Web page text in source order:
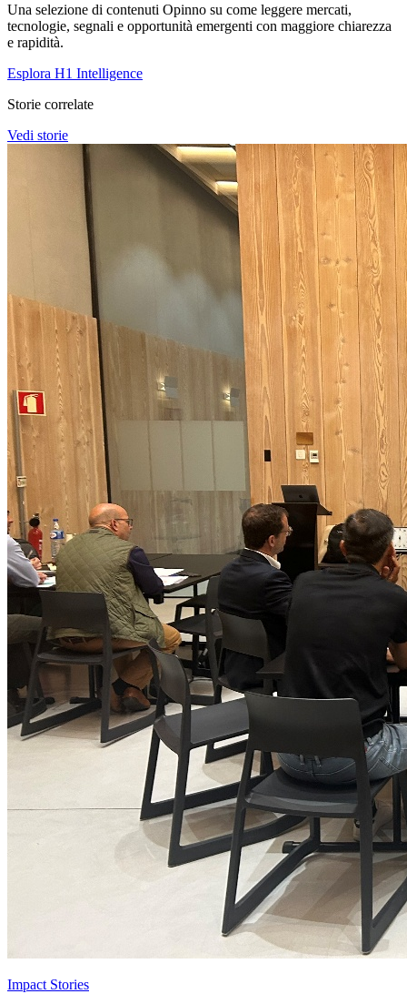
Una selezione di contenuti Opinno su come leggere mercati,
tecnologie, segnali e opportunità emergenti con maggiore chiarezza
e rapidità.
Esplora H1 Intelligence
Storie correlate
Vedi storie
Impact Stories